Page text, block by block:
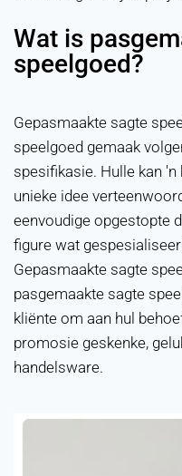
Wat is
speelgoed?
Gepasmaakte sagte
speelgoed gemaak
spesifikasie. Hulle kan
unieke idee
eenvoudige opgestopte
figure wat
Gepasmaakte sagte
pasgemaakte sagte
kliënte om aan hul
promosie geskenke,
handelsware.